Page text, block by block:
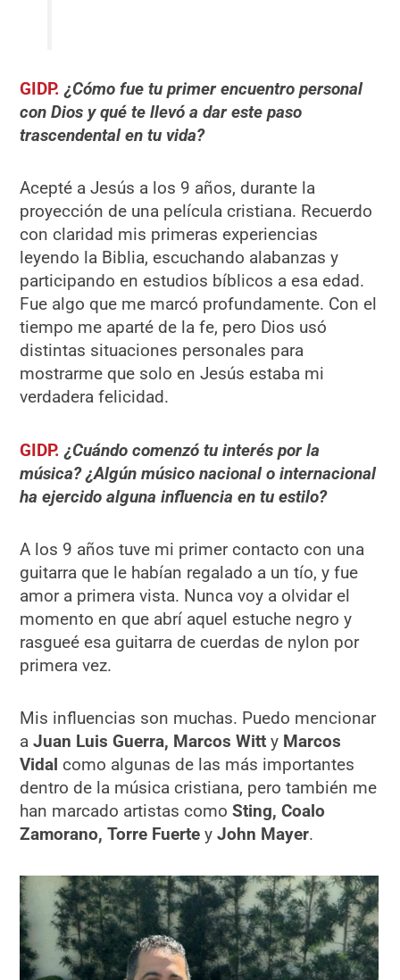
GIDP. ¿Cómo fue tu primer encuentro personal
con Dios y qué te llevó a dar este paso
trascendental en tu vida?
Acepté a Jesús a los 9 años, durante la
proyección de una película cristiana. Recuerdo
con claridad mis primeras experiencias
leyendo la Biblia, escuchando alabanzas y
participando en estudios bíblicos a esa edad.
Fue algo que me marcó profundamente. Con el
tiempo me aparté de la fe, pero Dios usó
distintas situaciones personales para
mostrarme que solo en Jesús estaba mi
verdadera felicidad.
GIDP. ¿Cuándo comenzó tu interés por la
música? ¿Algún músico nacional o internacional
ha ejercido alguna influencia en tu estilo?
A los 9 años tuve mi primer contacto con una
guitarra que le habían regalado a un tío, y fue
amor a primera vista. Nunca voy a olvidar el
momento en que abrí aquel estuche negro y
rasgueé esa guitarra de cuerdas de nylon por
primera vez.
Mis influencias son muchas. Puedo mencionar
aJuan Luis Guerra, Marcos Witt y Marcos
Vidal como algunas de las más importantes
dentro de la música cristiana, pero también me
han marcado artistas comoSting, Coalo
Zamorano, Torre Fuerte yJohn Mayer.